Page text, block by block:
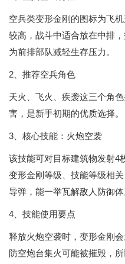
空兵类变形金刚的图标为飞
较高，战斗中适合放在中排
为前排部队减轻生存压力。
2、推荐空兵角色
天火、飞火、疾袭这三个角
害，是新手初期的优质选择。
3、核心技能：火炮空袭
该技能可对目标建筑物发射4
变形金刚等级、技能等级相
导弹，能一举瓦解敌人防御体
4、技能使用要点
释放火炮空袭时，变形金刚
防空炮台集火可能被摧毁，